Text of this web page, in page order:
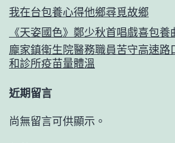
我在台包養心得他鄉尋覓故鄉
《天姿國色》鄭少秋首唱戲喜包養
龐家鎮衛生院醫務職員苦守高速路
和診所疫苗量體溫
近期留言
尚無留言可供顯示。